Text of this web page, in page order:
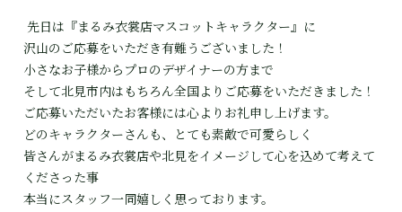
先日は『まるみ衣裳店マスコットキャラクター』に
沢山のご応募をいただき有難うございました！
小さなお子様からプロのデザイナーの方まで
そして北見市内はもちろん全国よりご応募をいただきました！
ご応募いただいたお客様には心よりお礼申し上げます。
どのキャラクターさんも、とても素敵で可愛らしく
皆さんがまるみ衣裳店や北見をイメージして心を込めて考えて
くださった事
本当にスタッフ一同嬉しく思っております。